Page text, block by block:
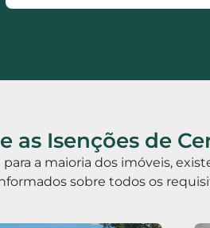
as Isenções de
a maioria dos imóveis,
sobre todos os